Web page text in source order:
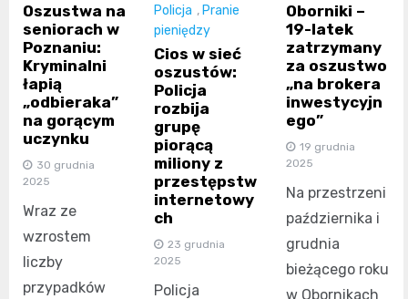
Oszustwa na
seniorach w
Poznaniu:
Kryminalni
łapią
„odbieraka”
na gorącym
uczynku
30 grudnia
2025
Wraz ze
wzrostem
liczby
przypadków
Policja , Pranie
pieniędzy
Cios w sieć
oszustów:
Policja
rozbija
grupę
piorącą
miliony z
przestępstw
internetowy
ch
23 grudnia
2025
Policja
Oborniki –
19-latek
zatrzymany
za oszustwo
„na brokera
inwestycyjn
ego”
19 grudnia
2025
Na przestrzeni
października i
grudnia
bieżącego roku
w Obornikach